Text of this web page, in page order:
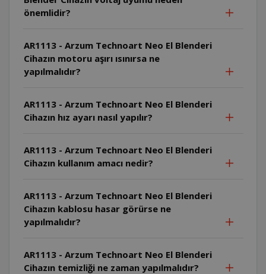
önemlidir?
AR1113 - Arzum Technoart Neo El Blenderi
Cihazın motoru aşırı ısınırsa ne
yapılmalıdır?
AR1113 - Arzum Technoart Neo El Blenderi
Cihazın hız ayarı nasıl yapılır?
AR1113 - Arzum Technoart Neo El Blenderi
Cihazın kullanım amacı nedir?
AR1113 - Arzum Technoart Neo El Blenderi
Cihazın kablosu hasar görürse ne
yapılmalıdır?
AR1113 - Arzum Technoart Neo El Blenderi
Cihazın temizliği ne zaman yapılmalıdır?